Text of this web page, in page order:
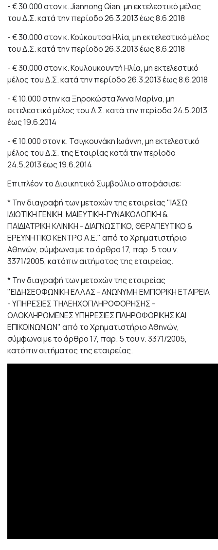
- € 30.000 στον κ. Jiannong Qian, μη εκτελεστικό μέλος
του Δ.Σ. κατά την περίοδο 26.3.2013 έως 8.6.2018
- € 30.000 στον κ. Κούκουτσα Ηλία, μη εκτελεστικό μέλος
του Δ.Σ. κατά την περίοδο 26.3.2013 έως 8.6.2018
- € 30.000 στον κ. Κουλουκουντή Ηλία, μη εκτελεστικό
μέλος του Δ.Σ. κατά την περίοδο 26.3.2013 έως 8.6.2018
- € 10.000 στην κα Ξηροκώστα Άννα Μαρίνα, μη
εκτελεστικό μέλος του Δ.Σ. κατά την περίοδο 24.5.2013
έως 19.6.2014
- € 10.000 στον κ. Τσιγκουνάκη Ιωάννη, μη εκτελεστικό
μέλος του Δ.Σ. της Εταιρίας κατά την περίοδο
24.5.2013 έως 19.6.2014
Επιπλέον το Διοικητικό Συμβούλιο αποφάσισε:
* Την διαγραφή των μετοχών της εταιρείας "ΙΑΣΩ
ΙΔΙΩΤΙΚΗ ΓΕΝΙΚΗ, ΜΑΙΕΥΤΙΚΗ-ΓΥΝΑΙΚΟΛΟΓΙΚΗ &
ΠΑΙΔΙΑΤΡΙΚΗ ΚΛΙΝΙΚΗ - ΔΙΑΓΝΩΣΤΙΚΟ, ΘΕΡΑΠΕΥΤΙΚΟ &
ΕΡΕΥΝΗΤΙΚΟ ΚΕΝΤΡΟ Α.Ε." από το Χρηματιστήριο
Αθηνών, σύμφωνα με το άρθρο 17, παρ. 5 του ν.
3371/2005, κατόπιν αιτήματος της εταιρείας.
* Την διαγραφή των μετοχών της εταιρείας
"ΕΙΔΗΣΕΟΦΩΝΙΚΗ ΕΛΛΑΣ - ΑΝΩΝΥΜΗ ΕΜΠΟΡΙΚΗ ΕΤΑΙΡΕΙΑ
- ΥΠΗΡΕΣΙΕΣ ΤΗΛΕΗΧΟΠΛΗΡΟΦΟΡΗΣΗΣ -
ΟΛΟΚΛΗΡΩΜΕΝΕΣ ΥΠΗΡΕΣΙΕΣ ΠΛΗΡΟΦΟΡΙΚΗΣ ΚΑΙ
ΕΠΙΚΟΙΝΩΝΙΩΝ" από το Χρηματιστήριο Αθηνών,
σύμφωνα με το άρθρο 17, παρ. 5 του ν. 3371/2005,
κατόπιν αιτήματος της εταιρείας.